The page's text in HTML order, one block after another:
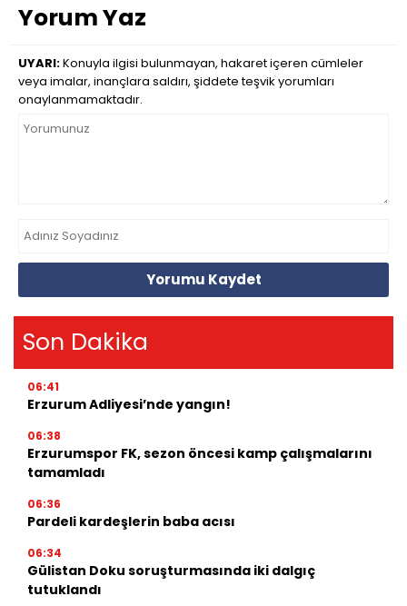
Yorum Yaz
UYARI:Konuyla ilgisi bulunmayan, hakaret içeren cümleler
veya imalar, inançlara saldırı, şiddete teşvik yorumları
onaylanmamaktadır.
Yorumu Kaydet
Son Dakika
06:41
Erzurum Adliyesi’nde yangın!
06:38
Erzurumspor FK, sezon öncesi kamp çalışmalarını
tamamladı
06:36
Pardeli kardeşlerin baba acısı
06:34
Gülistan Doku soruşturmasında iki dalgıç
tutuklandı